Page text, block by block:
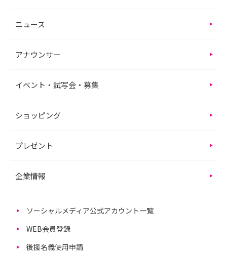
ニュース
アナウンサー
イベント・試写会・募集
ショッピング
プレゼント
企業情報
ソーシャルメディア公式アカウント一覧
WEB会員登録
後援名義使用申請